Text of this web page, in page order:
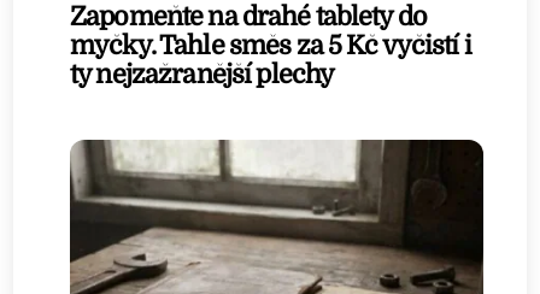
Zapomeňte na drahé tablety do
myčky. Tahle směs za 5 Kč vyčistí i
ty nejzažranější plechy